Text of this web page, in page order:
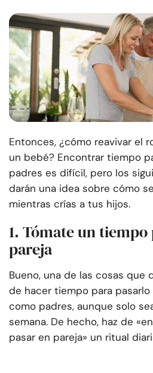
Entonces, ¿cómo reavivar el
un bebé? Encontrar tiempo
padres es difícil, pero los
darán una idea sobre cómo
mientras crías a tus hijos.
1. Tómate un
pareja
Bueno, una de las cosas que
de hacer tiempo para
como padres, aunque solo
semana. De hecho, haz de
pasar en pareja» un ritual